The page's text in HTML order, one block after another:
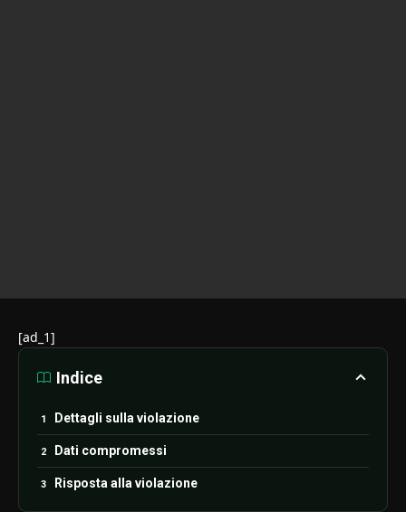
[ad_1]
Indice
Dettagli sulla violazione
Dati compromessi
Risposta alla violazione